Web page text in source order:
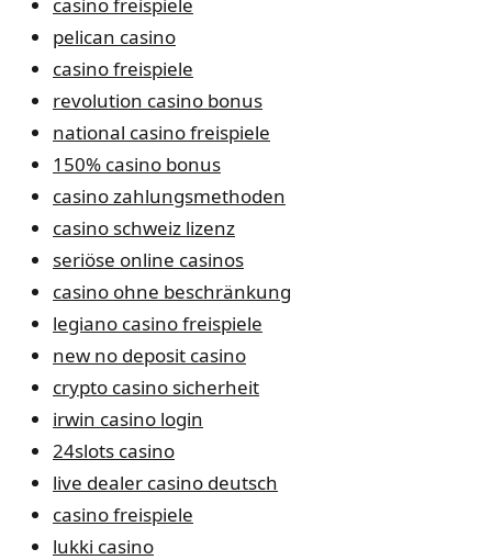
pelican casino
casino freispiele
revolution casino bonus
national casino freispiele
150% casino bonus
casino zahlungsmethoden
casino schweiz lizenz
seriöse online casinos
casino ohne beschränkung
legiano casino freispiele
new no deposit casino
crypto casino sicherheit
irwin casino login
24slots casino
live dealer casino deutsch
casino freispiele
lukki casino